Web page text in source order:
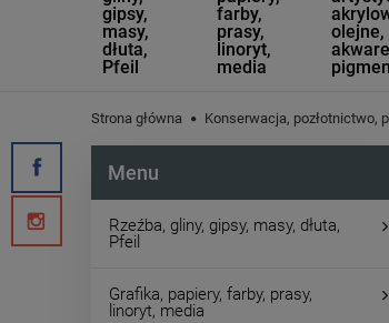
gipsy,
masy,
dłuta,
Pfeil
farby,
prasy,
linoryt,
media
olejne,
Strona główna Konserwacja, pozłotnictwo,
Menu
Rzeźba, gliny, gipsy, masy, dłuta,
Pfeil
Grafika, papiery, farby, prasy,
linoryt, media